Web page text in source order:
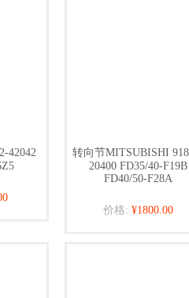
42042
转向节MITSUBISHI
20400 FD35/40-F19B
FD40/50-F28A
价格: ¥1800.00